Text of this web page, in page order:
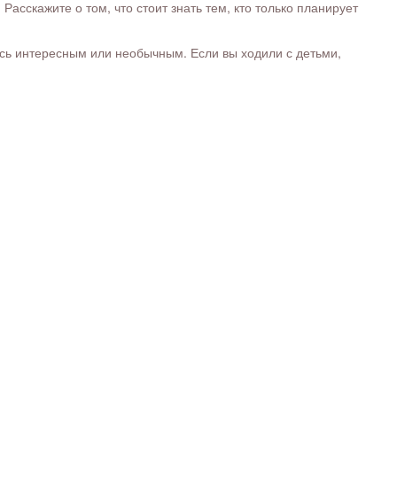
о том, что стоит знать тем, кто только планирует
интересным или необычным. Если вы ходили с детьми,